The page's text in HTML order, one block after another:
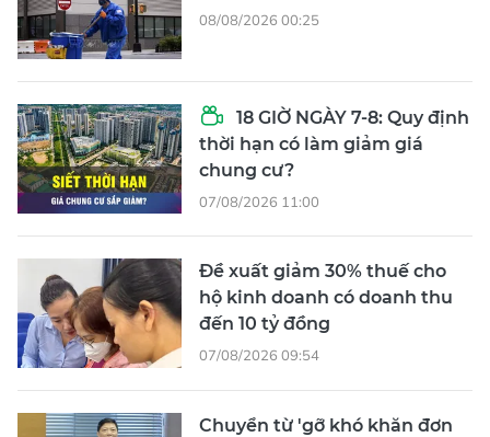
08/08/2026 00:25
18 GIỜ NGÀY 7-8: Quy định
thời hạn có làm giảm giá
chung cư?
07/08/2026 11:00
Đề xuất giảm 30% thuế cho
hộ kinh doanh có doanh thu
đến 10 tỷ đồng
07/08/2026 09:54
Chuyển từ 'gỡ khó khăn đơn